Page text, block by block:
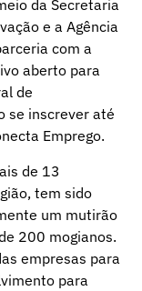
da Secretaria
e a Agência
com a
aberto para
de
se inscrever até
Emprego.
de 13
tem sido
um mutirão
200 mogianos.
empresas para
para